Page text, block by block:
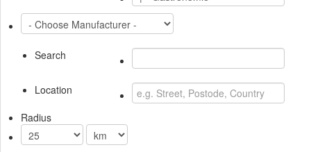
Search
Location
Radius